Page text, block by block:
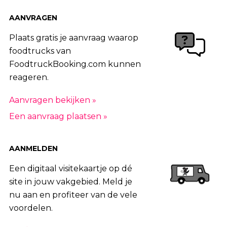
AANVRAGEN
Plaats gratis je aanvraag waarop
foodtrucks van
FoodtruckBooking.com kunnen
reageren.
Aanvragen bekijken »
Een aanvraag plaatsen »
AANMELDEN
Een digitaal visitekaartje op dé
site in jouw vakgebied. Meld je
nu aan en profiteer van de vele
voordelen.